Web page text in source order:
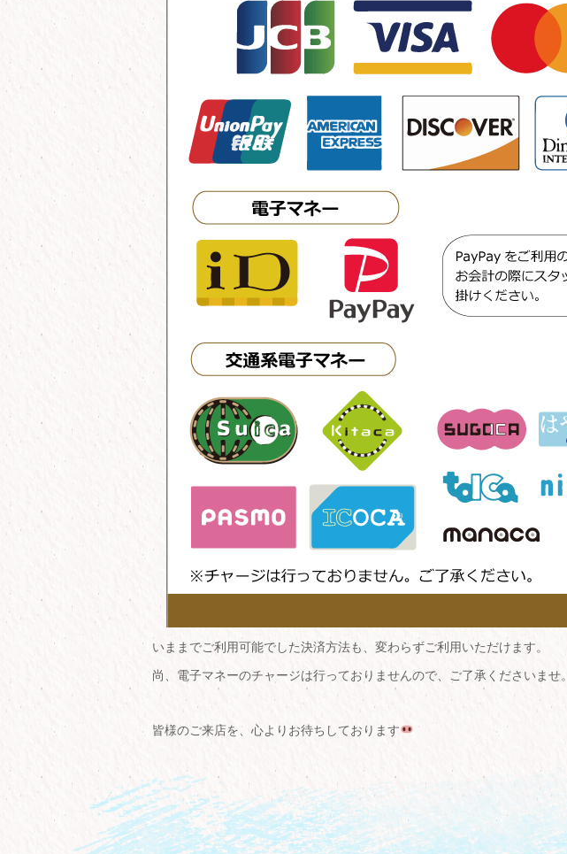
いままでご利用可能でした決済方法も、変わらずご利用いただけます。
尚、電子マネーのチャージは行っておりませんので、ご了承くださいませ。
皆様のご来店を、心よりお待ちしております